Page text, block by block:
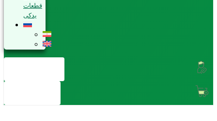
قطعات
یدکی